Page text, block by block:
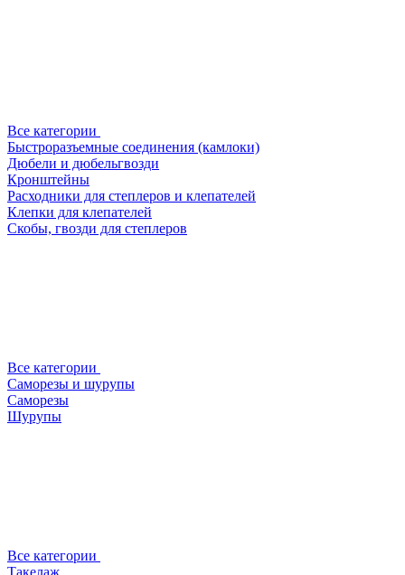
Все категории
Быстроразъемные соединения (камлоки)
Дюбели и дюбельгвозди
Кронштейны
Расходники для степлеров и клепателей
Клепки для клепателей
Скобы, гвозди для степлеров
Все категории
Саморезы и шурупы
Саморезы
Шурупы
Все категории
Такелаж